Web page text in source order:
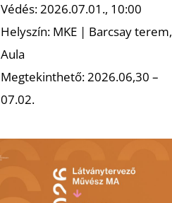
Védés: 2026.07.01., 10:00
Helyszín: MKE | Barcsay terem,
Aula
Megtekinthető: 2026.06,30 –
07.02.